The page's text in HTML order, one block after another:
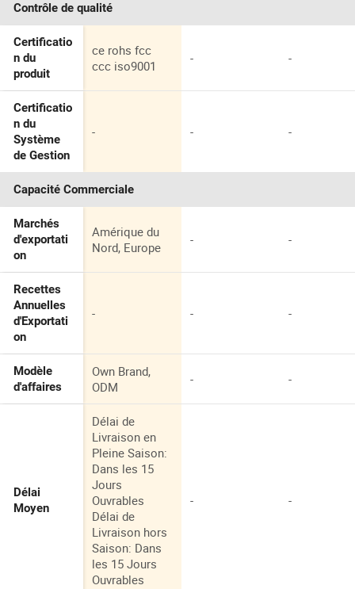
Contrôle de qualité
Certificatio
n du
produit
ce rohs fcc
ccc iso9001
- -
Certificatio
n du
Système
de Gestion
- - -
Capacité Commerciale
Marchés
d'exportati
on
Amérique du
Nord, Europe
- -
Recettes
Annuelles
d'Exportati
on
- - -
Modèle
d'affaires
Own Brand,
ODM
- -
Délai
Moyen
Délai de
Livraison en
Pleine Saison:
Dans les 15
Jours
Ouvrables
Délai de
Livraison hors
Saison: Dans
les 15 Jours
Ouvrables
- -